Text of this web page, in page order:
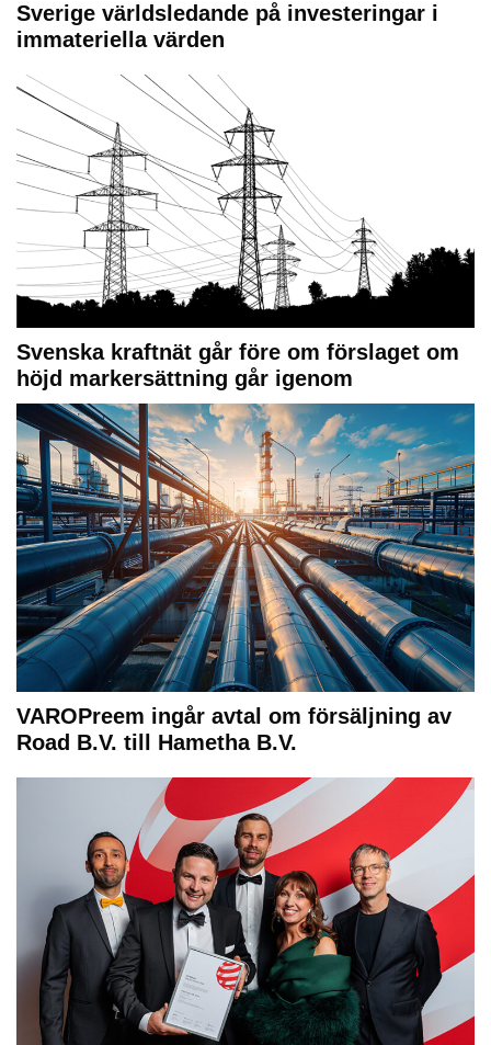
Sverige världsledande på investeringar i
immateriella värden
Svenska kraftnät går före om förslaget om
höjd markersättning går igenom
VAROPreem ingår avtal om försäljning av
Road B.V. till Hametha B.V.